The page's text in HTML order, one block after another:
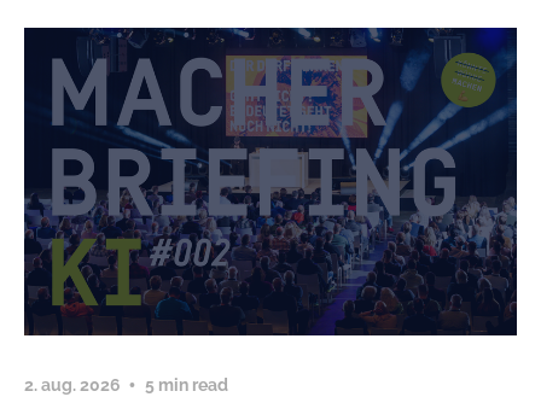
2. aug. 2026 5 min read